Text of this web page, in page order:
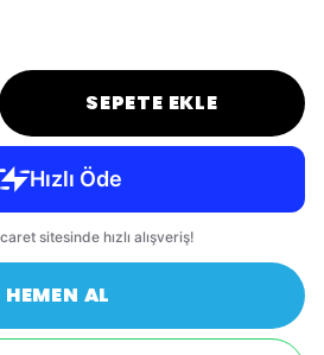
SEPETE EKLE
HEMEN AL